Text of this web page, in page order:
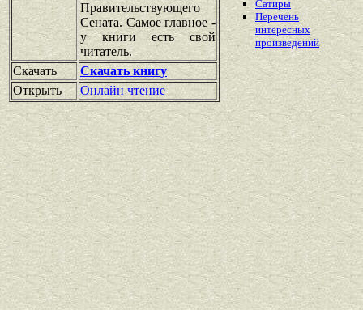
Правительствующего
Сената. Самое главное -
у книги есть свой
читатель.
Скачать
Скачать книгу
Открыть
Онлайн чтение
Сатиры
Перечень
интересных
произведений